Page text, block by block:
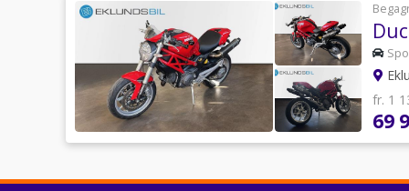
fr. 1
69